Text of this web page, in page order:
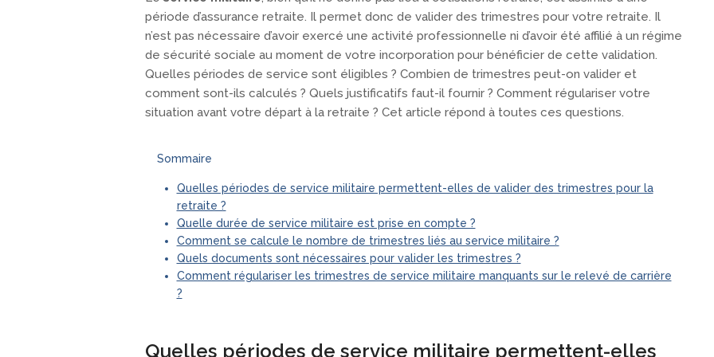
période d’assurance retraite. Il permet donc de valider des trimestres pour votre retraite. Il
n’est pas nécessaire d’avoir exercé une activité professionnelle ni d’avoir été affilié à un régime
de sécurité sociale au moment de votre incorporation pour bénéficier de cette validation.
Quelles périodes de service sont éligibles ? Combien de trimestres peut-on valider et
comment sont-ils calculés ? Quels justificatifs faut-il fournir ? Comment régulariser votre
situation avant votre départ à la retraite ? Cet article répond à toutes ces questions.
Sommaire
Quelles périodes de service militaire permettent-elles de valider des trimestres pour la
retraite ?
Quelle durée de service militaire est prise en compte ?
Comment se calcule le nombre de trimestres liés au service militaire ?
Quels documents sont nécessaires pour valider les trimestres ?
Comment régulariser les trimestres de service militaire manquants sur le relevé de carrière
?
Quelles périodes de service militaire permettent-elles